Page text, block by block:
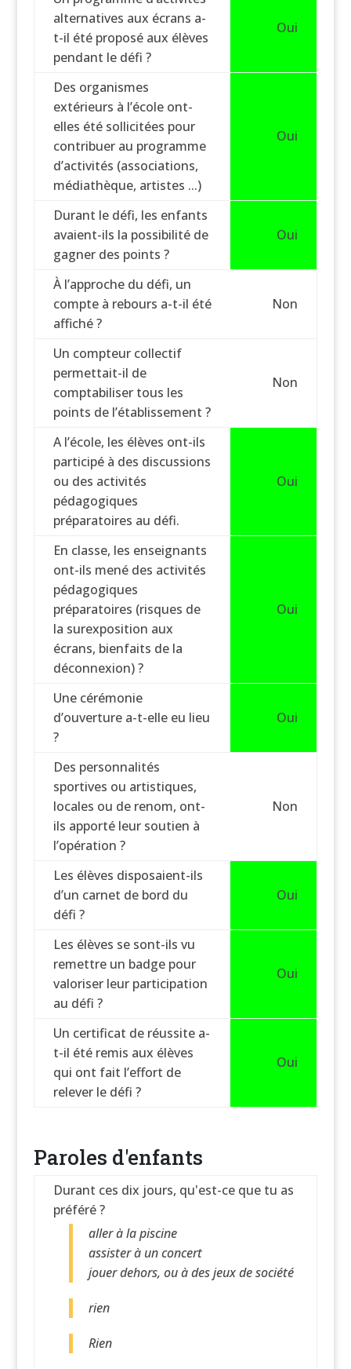
alternatives aux écrans a-
t-il été proposé aux élèves
pendant le défi ?
Oui
Des organismes
extérieurs à l’école ont-
elles été sollicitées pour
contribuer au programme
d’activités (associations,
médiathèque, artistes ...)
Oui
Durant le défi, les enfants
avaient-ils la possibilité de
gagner des points ?
Oui
À l’approche du défi, un
compte à rebours a-t-il été
affiché ?
Non
Un compteur collectif
permettait-il de
comptabiliser tous les
points de l’établissement ?
Non
A l’école, les élèves ont-ils
participé à des discussions
ou des activités
pédagogiques
préparatoires au défi.
Oui
En classe, les enseignants
ont-ils mené des activités
pédagogiques
préparatoires (risques de
la surexposition aux
écrans, bienfaits de la
déconnexion) ?
Oui
Une cérémonie
d’ouverture a-t-elle eu lieu
?
Oui
Des personnalités
sportives ou artistiques,
locales ou de renom, ont-
ils apporté leur soutien à
l’opération ?
Non
Les élèves disposaient-ils
d’un carnet de bord du
défi ?
Oui
Les élèves se sont-ils vu
remettre un badge pour
valoriser leur participation
au défi ?
Oui
Un certificat de réussite a-
t-il été remis aux élèves
qui ont fait l’effort de
relever le défi ?
Oui
Paroles d'enfants
Durant ces dix jours, qu'est-ce que tu as
préféré ?
aller à la piscine
assister à un concert
jouer dehors, ou à des jeux de société
rien
Rien